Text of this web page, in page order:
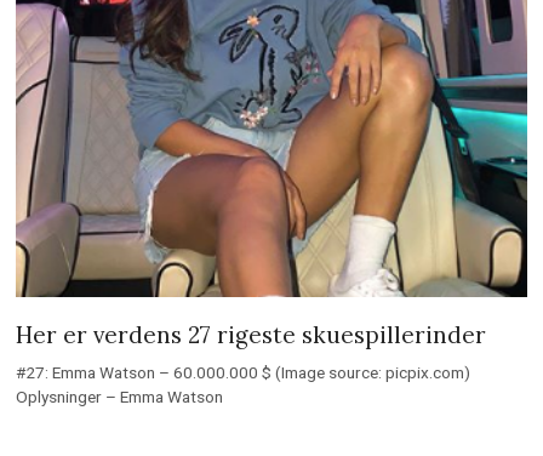
Her er verdens 27 rigeste skuespillerinder
#27: Emma Watson – 60.000.000 $ (Image source: picpix.com)
Oplysninger – Emma Watson